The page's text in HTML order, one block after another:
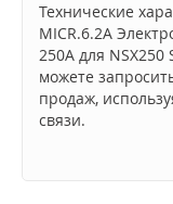
Технические
MICR.6.2A
250A для
можете
продаж,
связи.